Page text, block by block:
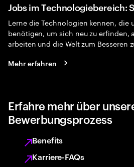
Jobs im Technologiebereich:
Lerne die Technologien kennen, die
benötigen, um sich neu zu erfinden,
arbeiten und die Welt zum Besseren
Mehr erfahren
Erfahre mehr über
Bewerbungsprozess
Benefits
Karriere-FAQs